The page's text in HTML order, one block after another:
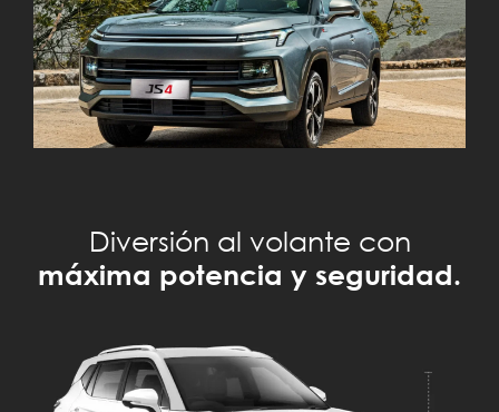
Diversión al volante con
máxima potencia y seguridad.